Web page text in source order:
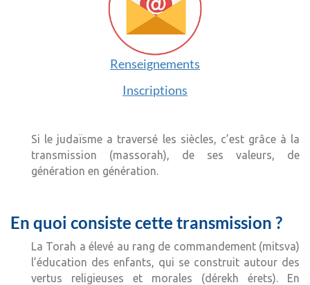
Renseignements
Inscriptions
Si le judaïsme a traversé les siècles, c’est grâce à la
transmission (massorah), de ses valeurs, de
génération en génération.
En quoi consiste cette transmission ?
La Torah a élevé au rang de commandement (mitsva)
l’éducation des enfants, qui se construit autour des
vertus religieuses et morales (dérekh érets). En